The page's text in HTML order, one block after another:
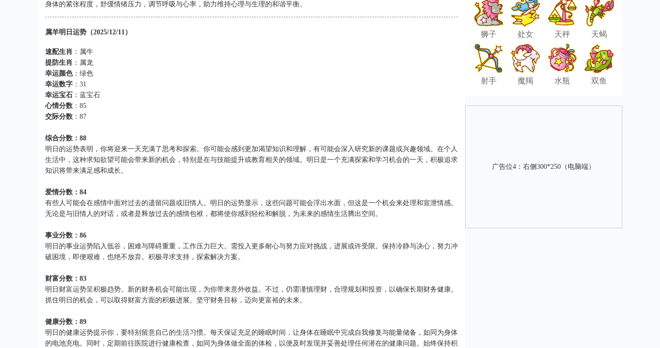
身体的紧张程度，舒缓情绪压力，调节呼吸与心率，助力维持心理与生理的和谐平衡。
属羊明日运势（2025/12/11）
速配生肖 ：属牛
提防生肖 ：属龙
幸运颜色：绿色
幸运数字 ：31
幸运宝石 ：蓝宝石
心情分数 ：85
交际分数 ：87
综合分数：88
明日的运势表明，你将迎来一天充满了思考和探索。你可能会感到更加渴望知识和理解，有可能会深入研究新的课题或兴趣领域。在个人
生活中，这种求知欲望可能会带来新的机会，特别是在与技能提升或教育相关的领域。明日是一个充满探索和学习机会的一天，积极追求
知识将带来满足感和成长。
爱情分数：84
有些人可能会在感情中面对过去的遗留问题或旧情人。明日的运势显示，这些问题可能会浮出水面，但这是一个机会来处理和宣泄情感。
无论是与旧情人的对话，或者是释放过去的感情包袱，都将使你感到轻松和解脱，为未来的感情生活腾出空间。
事业分数：86
明日的事业运势陷入低谷，困难与障碍重重，工作压力巨大。需投入更多耐心与努力应对挑战，进展或许受限。保持冷静与决心，努力冲
破困境，即便艰难，也绝不放弃。积极寻求支持，探索解决方案。
财富分数：83
明日财富运势呈积极趋势。新的财务机会可能出现，为你带来意外收益。不过，仍需谨慎理财，合理规划和投资，以确保长期财务健康。
抓住明日的机会，可以取得财富方面的积极进展。坚守财务目标，迈向更富裕的未来。
健康分数：89
明日的健康运势提示你，要特别留意自己的生活习惯。每天保证充足的睡眠时间，让身体在睡眠中完成自我修复与能量储备，如同为身体
的电池充电。同时，定期前往医院进行健康检查，如同为身体做全面的体检，以便及时发现并妥善处理任何潜在的健康问题。始终保持积
狮子 处女 天秤 天蝎
射手 魔羯 水瓶 双鱼
广告位4：右侧300*250（电脑端）